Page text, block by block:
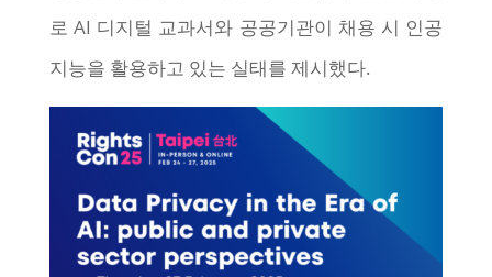
로 AI 디지털 교과서와 공공기관이 채용 시 인공
지능을 활용하고 있는 실태를 제시했다.